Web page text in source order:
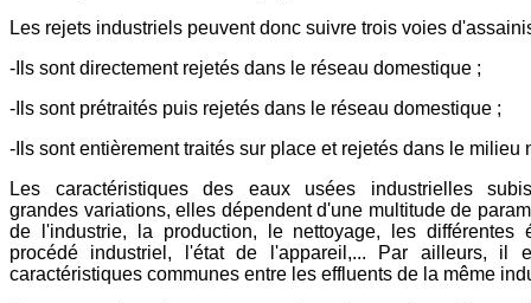
Les rejets industriels peuvent donc suivre trois voies
-Ils sont directement rejetés dans le réseau domestique ;
-Ils sont prétraités puis rejetés dans le réseau domestique ;
-Ils sont entièrement traités sur place et rejetés dans le milieu
Les caractéristiques des eaux usées industrielles
grandes variations, elles dépendent d'une multitude de
de l'industrie, la production, le nettoyage, les différentes
procédé industriel, l'état de l'appareil,... Par ailleurs, il
caractéristiques communes entre les effluents de la même